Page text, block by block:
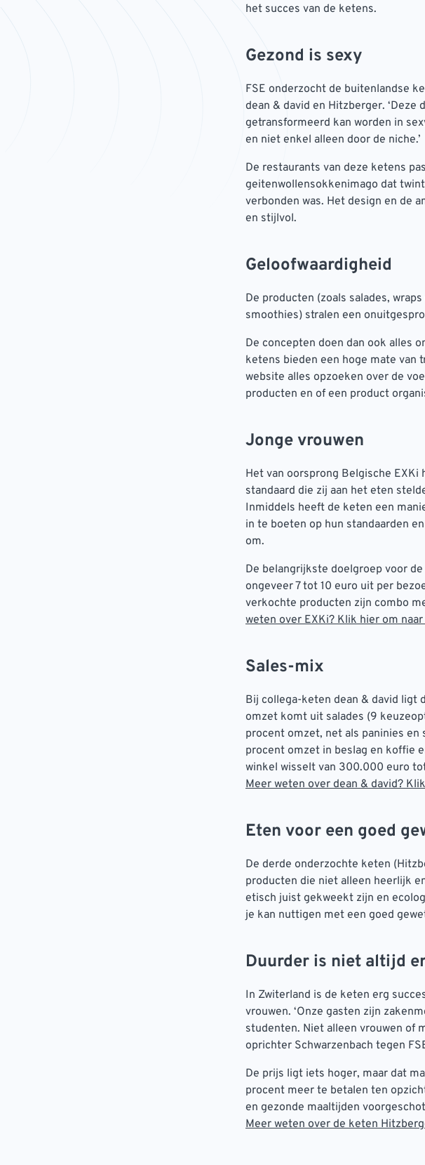
het succes van de ketens.
Gezond is sexy
FSE onderzocht de buitenlandse
dean & david en Hitzberger.
getransformeerd kan worden in
en niet enkel alleen door de niche.’
De restaurants van deze ketens
geitenwollensokkenimago dat
verbonden was. Het design en de
en stijlvol.
Geloofwaardigheid
De producten (zoals salades,
smoothies) stralen een
De concepten doen dan ook alles
ketens bieden een hoge mate van
website alles opzoeken over de
producten en of een product
Jonge vrouwen
Het van oorsprong Belgische EXKi
standaard die zij aan het eten
Inmiddels heeft de keten een
in te boeten op hun standaarden
om.
De belangrijkste doelgroep voor
ongeveer 7 tot 10 euro uit per
verkochte producten zijn combo
weten over EXKi? Klik hier om
Sales-mix
Bij collega-keten dean & david ligt
omzet komt uit salades (9
procent omzet, net als paninies en
procent omzet in beslag en koffie
winkel wisselt van 300.000 euro
Meer weten over dean & david?
Eten voor een goed
De derde onderzochte keten
producten die niet alleen heerlijk
etisch juist gekweekt zijn en
je kan nuttigen met een goed
Duurder is niet altijd
In Zwiterland is de keten erg
vrouwen. ‘Onze gasten zijn
studenten. Niet alleen vrouwen of
oprichter Schwarzenbach tegen
De prijs ligt iets hoger, maar dat
procent meer te betalen ten
en gezonde maaltijden
Meer weten over de keten